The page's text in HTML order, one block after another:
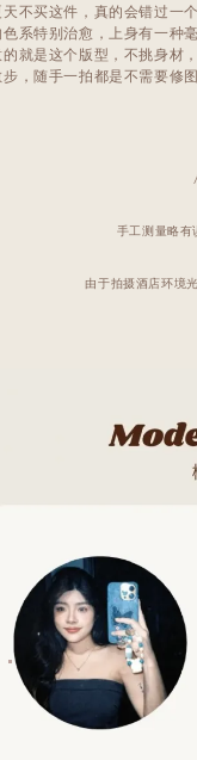
不买这件，真的会错过一
系特别治愈，上身有一种
就是这个版型，不挑身材
，随手一拍都是不需要修
手工测量略有
由于拍摄酒店环境